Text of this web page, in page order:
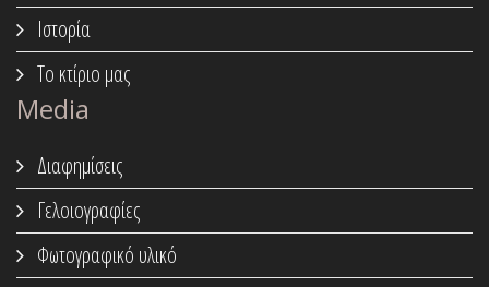
Ιστορία
Το κτίριο μας
Media
Διαφημίσεις
Γελοιογραφίες
Φωτογραφικό υλικό